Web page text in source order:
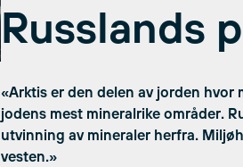
Russlands
«Arktis er den delen av jorden
jodens mest mineralrike områder.
utvinning av mineraler herfra.
vesten.»